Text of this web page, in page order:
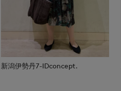
新潟伊勢丹7-IDconcept.